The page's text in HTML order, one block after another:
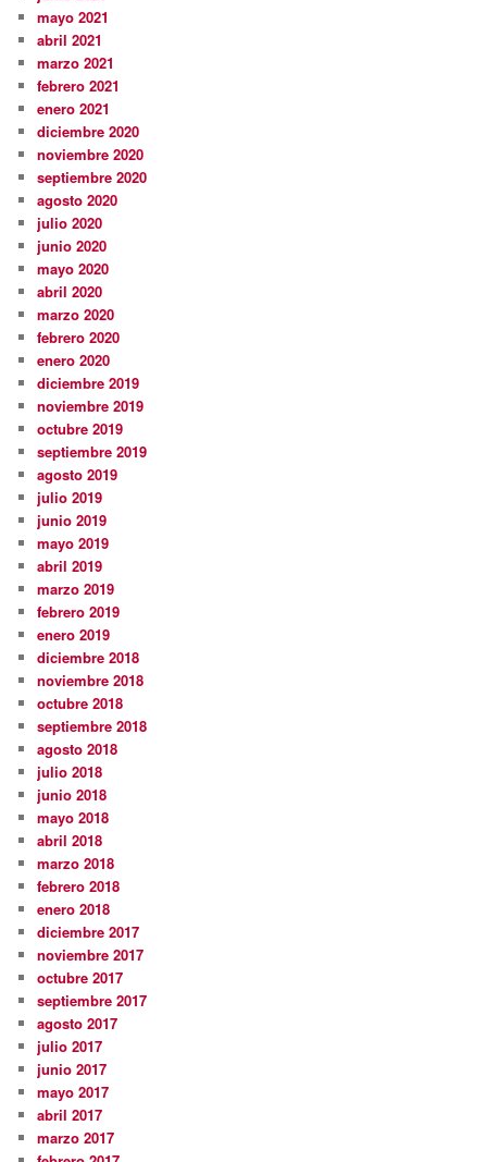
mayo 2021
abril 2021
marzo 2021
febrero 2021
enero 2021
diciembre 2020
noviembre 2020
septiembre 2020
agosto 2020
julio 2020
junio 2020
mayo 2020
abril 2020
marzo 2020
febrero 2020
enero 2020
diciembre 2019
noviembre 2019
octubre 2019
septiembre 2019
agosto 2019
julio 2019
junio 2019
mayo 2019
abril 2019
marzo 2019
febrero 2019
enero 2019
diciembre 2018
noviembre 2018
octubre 2018
septiembre 2018
agosto 2018
julio 2018
junio 2018
mayo 2018
abril 2018
marzo 2018
febrero 2018
enero 2018
diciembre 2017
noviembre 2017
octubre 2017
septiembre 2017
agosto 2017
julio 2017
junio 2017
mayo 2017
abril 2017
marzo 2017